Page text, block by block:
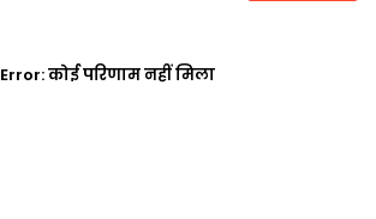
Error:कोई परिणाम नहीं मिला